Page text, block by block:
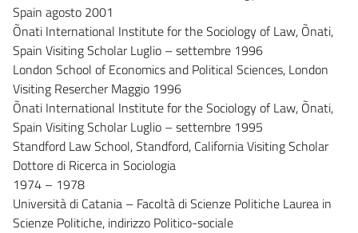
Spain agosto 2001
Õnati International Institute for the Sociology of Law, Õnati,
Spain Visiting Scholar Luglio – settembre 1996
London School of Economics and Political Sciences, London
Visiting Resercher Maggio 1996
Õnati International Institute for the Sociology of Law, Õnati,
Spain Visiting Scholar Luglio – settembre 1995
Standford Law School, Standford, California Visiting Scholar
Dottore di Ricerca in Sociologia
1974 – 1978
Università di Catania – Facoltà di Scienze Politiche Laurea in
Scienze Politiche, indirizzo Politico-sociale